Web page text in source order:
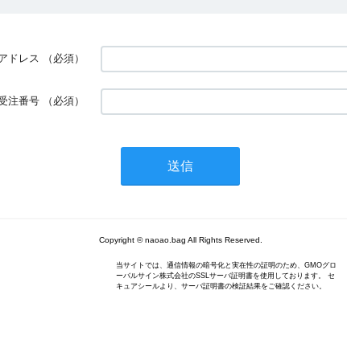
ドレス （必須）
注番号 （必須）
Copyright © naoao.bag All Rights Reserved.
当サイトでは、通信情報の暗号化と実在性の証明のため、GMOグロ
ーバルサイン株式会社のSSLサーバ証明書を使用しております。 セ
キュアシールより、サーバ証明書の検証結果をご確認ください。